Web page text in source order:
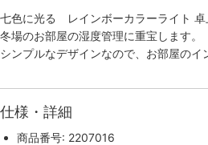
七色に光る レインボーカラーライト 卓
冬場のお部屋の湿度管理に重宝します。
シンプルなデザインなので、お部屋のイ
仕様・詳細
商品番号: 2207016